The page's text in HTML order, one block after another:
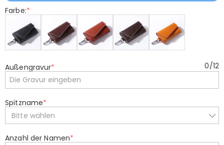
Farbe:*
Außengravur* 0/12
Spitzname*
Bitte wählen
Anzahl der Namen*